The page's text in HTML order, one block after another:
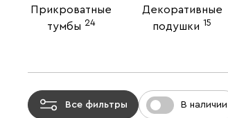
Прикроватные
тумбы 24
Декоративные
подушки 15
Все фильтры В наличии